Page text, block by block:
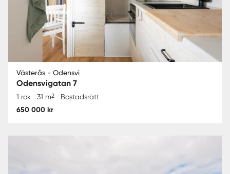
Västerås - Odensvi
Odensvigatan 7
1 rok 31 m2 Bostadsrätt
650 000 kr